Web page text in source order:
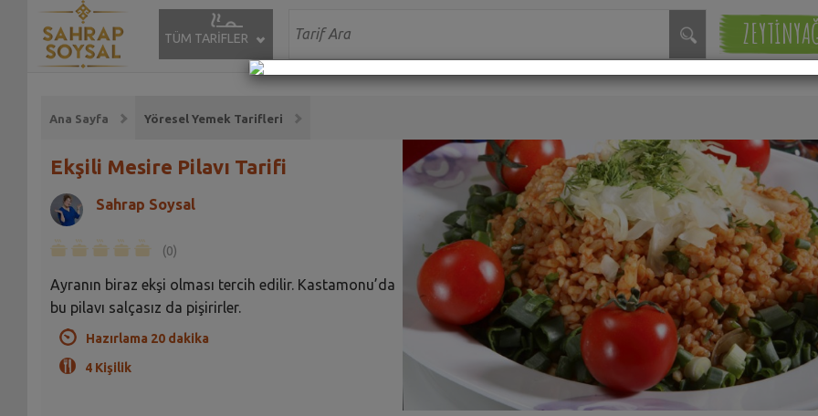
TÜM TARİFLER
Ana Sayfa Yöresel Yemek Tarifleri
Ekşili Mesire Pilavı Tarifi
Sahrap Soysal
(0)
Ayranın biraz ekşi olması tercih edilir. Kastamonu’da
bu pilavı salçasız da pişirirler.
Hazırlama 20 dakika
4 Kişilik